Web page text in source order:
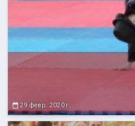
29 февр. 2020 г.